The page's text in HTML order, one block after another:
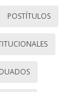
POSTÍTULOS